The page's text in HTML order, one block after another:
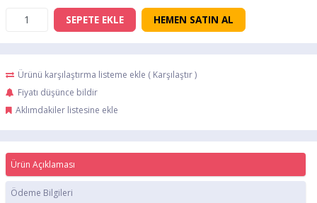
SEPETE EKLE HEMEN SATIN AL
Ürünü karşılaştırma listeme ekle ( Karşılaştır)
Fiyatı düşünce bildir
Aklımdakiler listesine ekle
Ürün Açıklaması
Ödeme Bilgileri